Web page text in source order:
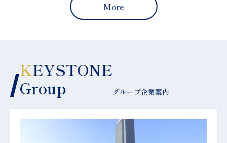
More
KEYSTONE
Group
グループ企業案内